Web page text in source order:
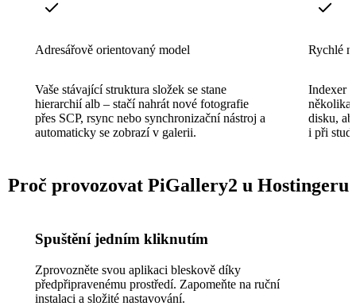
Adresářově orientovaný model
Vaše stávající struktura složek se stane
hierarchií alb – stačí nahrát nové fotografie
přes SCP, rsync nebo synchronizační nástroj a
automaticky se zobrazí v galerii.
Rychlé
Indexer
několika
disku,
i při
Proč provozovat PiGallery2 u Hostingeru
Spuštění jedním kliknutím
Zprovozněte svou aplikaci bleskově díky
předpřipravenému prostředí. Zapomeňte na ruční
instalaci a složité nastavování.